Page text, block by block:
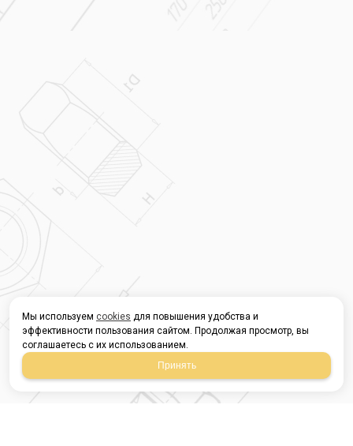
Мы используем cookies для повышения удобства и
эффективности пользования сайтом. Продолжая просмотр, вы
соглашаетесь с их использованием.
Принять